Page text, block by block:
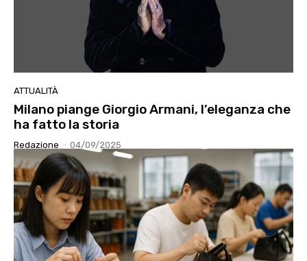
ATTUALITÀ
Milano piange Giorgio Armani, l’eleganza che
ha fatto la storia
Redazione - 04/09/2025